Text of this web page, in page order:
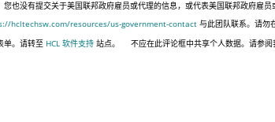
也没有提交关于美国联邦政府雇员或代理的信息，或代表美国联邦政府雇
hcltechsw.com/resources/us-government-contact 与此团队联系。请勿
单。请转至 HCL 软件支持 站点。 不应在此评论框中共享个人数据。请参阅